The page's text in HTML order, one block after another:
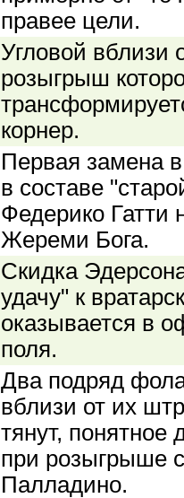
правее цели.
Угловой вблизи
розыгрыш
корнер.
Первая замена
в составе
Федерико Гатти
Жереми Бога.
Скидка
удачу" к
оказывается в
поля.
Два подряд
вблизи от их
тянут,
при розыгрыше
Палладино.